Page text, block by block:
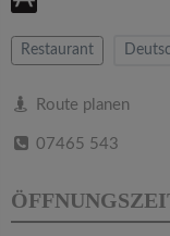
Restaurant
Route planen
07465 543
v
g
a